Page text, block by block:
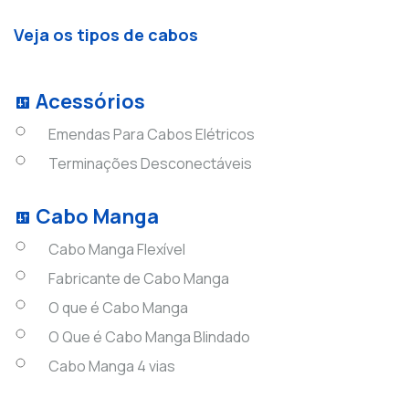
Veja os tipos de cabos
Acessórios
Emendas Para Cabos Elétricos
Terminações Desconectáveis
Cabo Manga
Cabo Manga Flexível
Fabricante de Cabo Manga
O que é Cabo Manga
O Que é Cabo Manga Blindado
Cabo Manga 4 vias